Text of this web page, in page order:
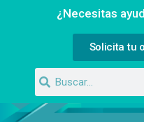
¿Necesitas
Solicita tu